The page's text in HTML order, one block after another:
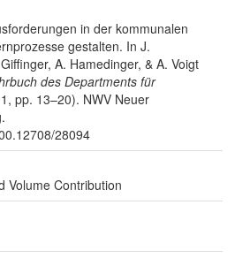
in der kommunalen
gestalten. In J.
A. Hamedinger, & A. Voigt
des Departments für
pp. 13–20). NWV Neuer
28094
Volume Contribution